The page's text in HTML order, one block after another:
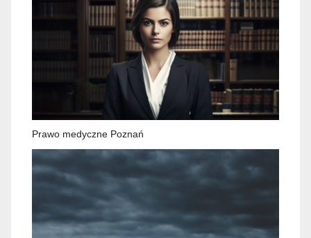
Prawo medyczne Poznań